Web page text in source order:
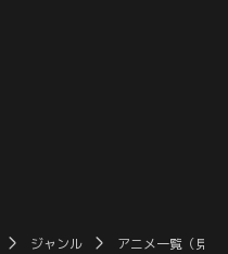
ジャンル アニメ一覧（見放